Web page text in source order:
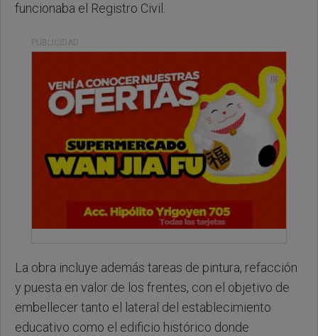
funcionaba el Registro Civil.
PUBLICIDAD
La obra incluye además tareas de pintura, refacción
y puesta en valor de los frentes, con el objetivo de
embellecer tanto el lateral del establecimiento
educativo como el edificio histórico donde